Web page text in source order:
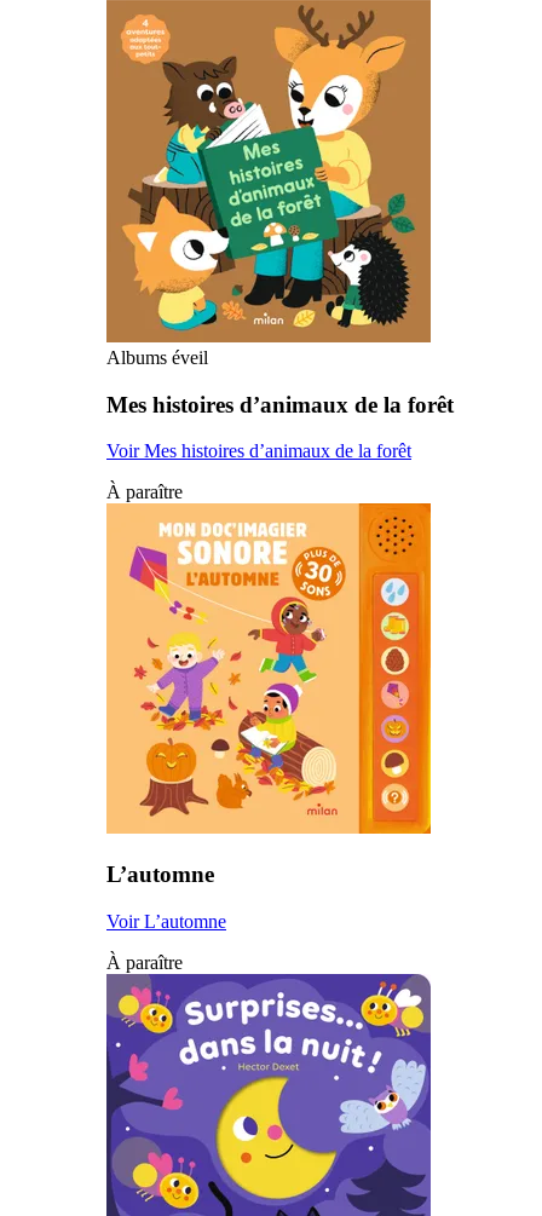
Albums éveil
Mes histoires d’animaux de la forêt
Voir Mes histoires d’animaux de la forêt
À paraître
L’automne
Voir L’automne
À paraître